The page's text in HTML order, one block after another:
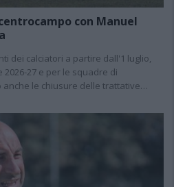
con Manuel
dei calciatori a partire dall'1 luglio,
27 e per le squadre di
anche le chiusure delle trattative…